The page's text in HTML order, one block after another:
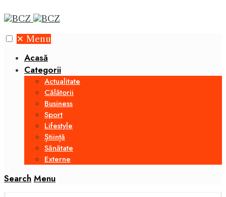
✕ Menu
Acasă
Categorii
Actualitate
Călătorii
Business
Sport
Lifestyle
Știință
Sănătate
Externe
Search Menu